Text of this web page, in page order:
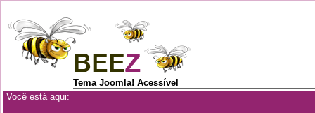
Tema Joomla! Acessível
Você está aqui: